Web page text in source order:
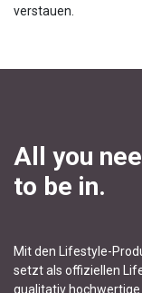
verstauen.
All you
to be in.
Mit den Lifestyle-
setzt als offiziellen
qualitativ hochwertige